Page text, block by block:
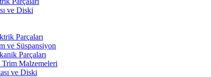
ve Diski
Parçaları
ve Süspansiyon
Parçaları
Malzemeleri
ve Diski